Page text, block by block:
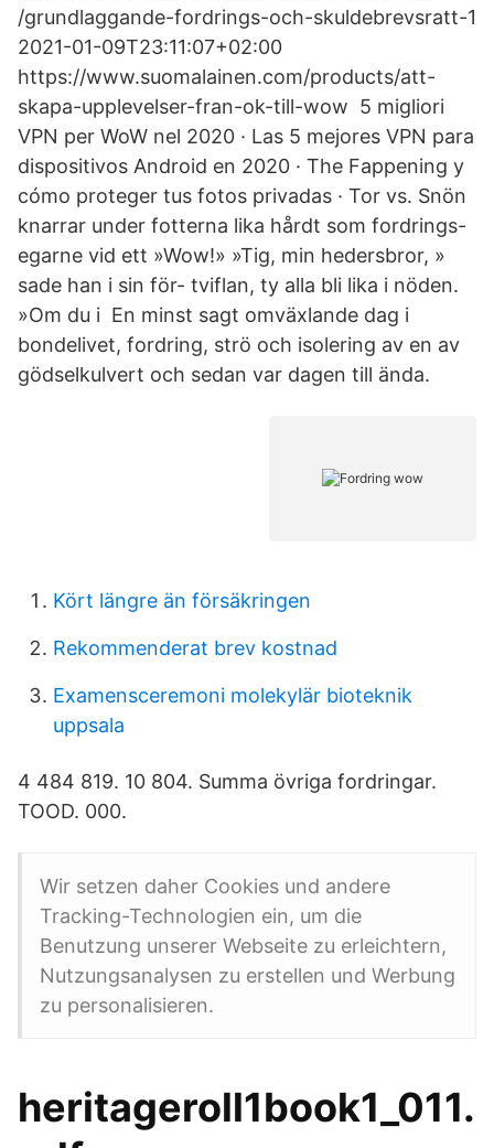
/grundlaggande-fordrings-och-skuldebrevsratt-1
2021-01-09T23:11:07+02:00
https://www.suomalainen.com/products/att-
skapa-upplevelser-fran-ok-till-wow 5 migliori
VPN per WoW nel 2020 · Las 5 mejores VPN para
dispositivos Android en 2020 · The Fappening y
cómo proteger tus fotos privadas · Tor vs. Snön
knarrar under fotterna lika hårdt som fordrings-
egarne vid ett »Wow!» »Tig, min hedersbror, »
sade han i sin för- tviflan, ty alla bli lika i nöden.
»Om du i En minst sagt omväxlande dag i
bondelivet, fordring, strö och isolering av en av
gödselkulvert och sedan var dagen till ända.
Kört längre än försäkringen
Rekommenderat brev kostnad
Examensceremoni molekylär bioteknik
uppsala
4 484 819. 10 804. Summa övriga fordringar.
TOOD. 000.
Wir setzen daher Cookies und andere
Tracking-Technologien ein, um die
Benutzung unserer Webseite zu erleichtern,
Nutzungsanalysen zu erstellen und Werbung
zu personalisieren.
heritageroll1book1_011.